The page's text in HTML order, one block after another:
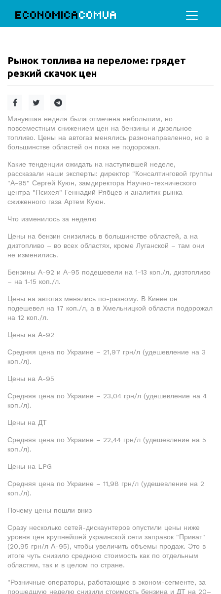
ECONOMICACOMUA
Рынок топлива на переломе: грядет
резкий скачок цен
Минувшая неделя была отмечена небольшим, но
повсеместным снижением цен на бензины и дизельное
топливо. Цены на автогаз менялись разнонаправленно, но в
большинстве областей он пока не подорожал.
Какие тенденции ожидать на наступившей неделе,
рассказали наши эксперты: директор "Консалтинговой группы
"А-95" Сергей Куюн, замдиректора Научно-технического
центра "Психея" Геннадий Рябцев и аналитик рынка
сжиженного газа Артем Куюн.
Что изменилось за неделю
Цены на бензин снизились в большинстве областей, а на
дизтопливо – во всех областях, кроме Луганской – там они
не изменились.
Бензины А-92 и А-95 подешевели на 1-13 коп./л, дизтопливо
– на 1-15 коп./л.
Цены на автогаз менялись по-разному. В Киеве он
подешевел на 17 коп./л, а в Хмельницкой области подорожал
на 12 коп./л.
Цены на А-92
Средняя цена по Украине – 21,97 грн/л (удешевление на 3
коп./л).
Цены на А-95
Средняя цена по Украине – 23,04 грн/л (удешевление на 4
коп./л).
Цены на ДТ
Средняя цена по Украине – 22,44 грн/л (удешевление на 5
коп./л).
Цены на LPG
Средняя цена по Украине – 11,98 грн/л (удешевление на 2
коп./л).
Почему цены пошли вниз
Сразу несколько сетей-дискаунтеров опустили цены ниже
уровня цен крупнейшей украинской сети заправок "Приват"
(20,95 грн/л А-95), чтобы увеличить объемы продаж. Это в
итоге чуть снизило среднюю стоимость как по отдельным
областям, так и в целом по стране.
"Розничные операторы, работающие в эконом-сегменте, за
прошедшую неделю снизили стоимость бензина и ДТ на 20–